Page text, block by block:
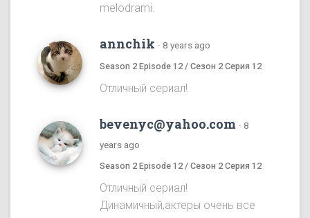
melodrami.
annchik · 8 years ago
Season 2 Episode 12 / Сезон 2 Серия 12
Отличный сериал!
bevenyc@yahoo.com · 8
years ago
Season 2 Episode 12 / Сезон 2 Серия 12
Отличный сериал!
Динамичный,актеры очень все